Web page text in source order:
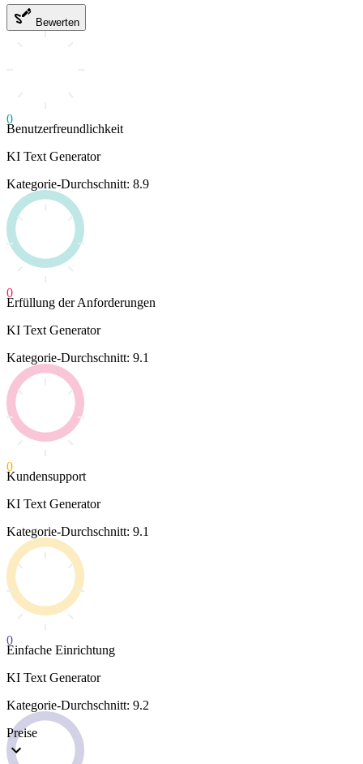
Bewerten
0
Benutzerfreundlichkeit
KI Text Generator
Kategorie-Durchschnitt: 8.9
0
Erfüllung der Anforderungen
KI Text Generator
Kategorie-Durchschnitt: 9.1
0
Kundensupport
KI Text Generator
Kategorie-Durchschnitt: 9.1
0
Einfache Einrichtung
KI Text Generator
Kategorie-Durchschnitt: 9.2
Preise